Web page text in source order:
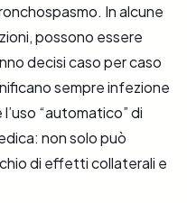
In alcune
possono essere
decisi caso per caso
sempre infezione
“automatico” di
non solo può
di effetti collaterali e